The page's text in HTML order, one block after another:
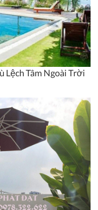
Lệch Tâm Ngoài Trời